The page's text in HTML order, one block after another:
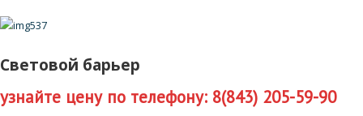
Световой барьер
узнайте цену по телефону: 8(843) 205-59-90